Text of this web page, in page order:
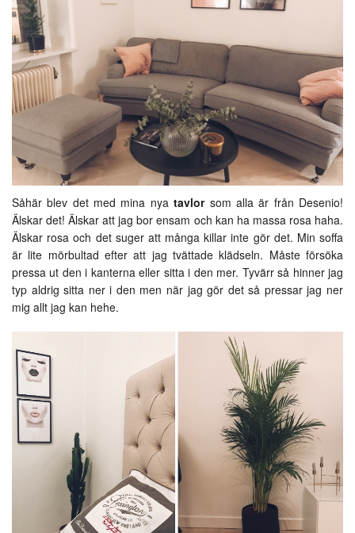
Såhär blev det med mina nyatavlorsom alla är från Desenio!
Älskar det! Älskar att jag bor ensam och kan ha massa rosa haha.
Älskar rosa och det suger att många killar inte gör det. Min soffa
är lite mörbultad efter att jag tvättade klädseln. Måste försöka
pressa ut den i kanterna eller sitta i den mer. Tyvärr så hinner jag
typ aldrig sitta ner i den men när jag gör det så pressar jag ner
mig allt jag kan hehe.